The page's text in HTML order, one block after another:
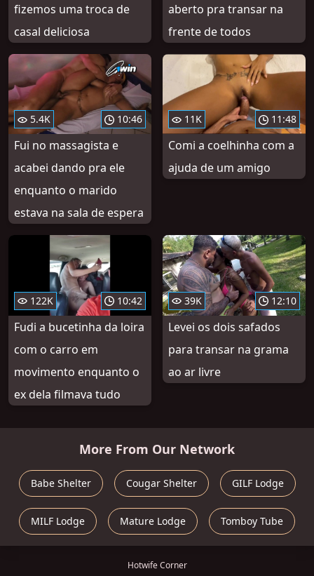
fizemos uma troca de
casal deliciosa
aberto pra transar na
frente de todos
5.4K 10:46
Fui no massagista e
acabei dando pra ele
enquanto o marido
estava na sala de espera
11K 11:48
Comi a coelhinha com a
ajuda de um amigo
122K 10:42
Fudi a bucetinha da loira
com o carro em
movimento enquanto o
ex dela filmava tudo
39K 12:10
Levei os dois safados
para transar na grama
ao ar livre
More From Our Network
Babe Shelter Cougar Shelter GILF Lodge
MILF Lodge Mature Lodge Tomboy Tube
Hotwife Corner